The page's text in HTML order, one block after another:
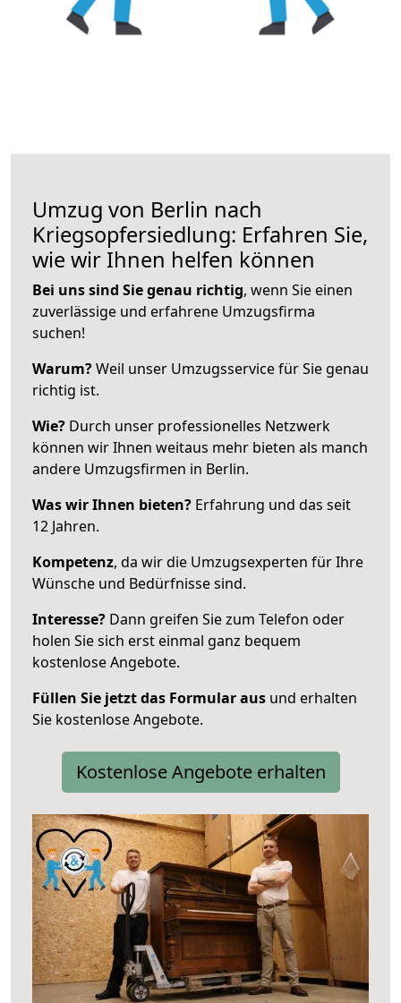
Umzug von Berlin nach
Kriegsopfersiedlung: Erfahren Sie,
wie wir Ihnen helfen können
Bei uns sind Sie genau richtig, wenn Sie einen
zuverlässige und erfahrene Umzugsfirma
suchen!
Warum?Weil unser Umzugsservice für Sie genau
richtig ist.
Wie? Durch unser professionelles Netzwerk
können wir Ihnen weitaus mehr bieten als manch
andere Umzugsfirmen in Berlin.
Was wir Ihnen bieten? Erfahrung und das seit
12 Jahren.
Kompetenz, da wir die Umzugsexperten für Ihre
Wünsche und Bedürfnisse sind.
Interesse? Dann greifen Sie zum Telefon oder
holen Sie sich erst einmal ganz bequem
kostenlose Angebote.
Füllen Sie jetzt das Formular aus und erhalten
Sie kostenlose Angebote.
Kostenlose Angebote erhalten